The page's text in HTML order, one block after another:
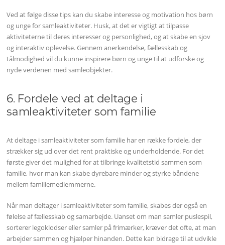
Ved at følge disse tips kan du skabe interesse og motivation hos børn
og unge for samleaktiviteter. Husk, at det er vigtigt at tilpasse
aktiviteterne til deres interesser og personlighed, og at skabe en sjov
og interaktiv oplevelse. Gennem anerkendelse, fællesskab og
tålmodighed vil du kunne inspirere børn og unge til at udforske og
nyde verdenen med samleobjekter.
6. Fordele ved at deltage i
samleaktiviteter som familie
At deltage i samleaktiviteter som familie har en række fordele, der
strækker sig ud over det rent praktiske og underholdende. For det
første giver det mulighed for at tilbringe kvalitetstid sammen som
familie, hvor man kan skabe dyrebare minder og styrke båndene
mellem familiemedlemmerne.
Når man deltager i samleaktiviteter som familie, skabes der også en
følelse af fællesskab og samarbejde. Uanset om man samler puslespil,
sorterer legoklodser eller samler på frimærker, kræver det ofte, at man
arbejder sammen og hjælper hinanden. Dette kan bidrage til at udvikle